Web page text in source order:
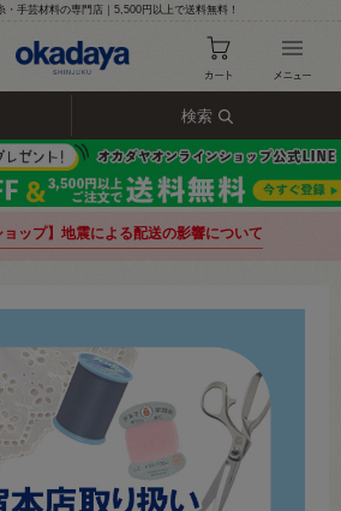
・手芸材料の専門店｜5,500円以上で送料無料！
検索
ョップ】地震による配送の影響について